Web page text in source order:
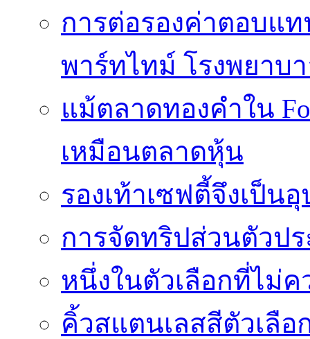
การต่อรองค่าตอบแ
พาร์ทไทม์ โรงพยาบ
แม้ตลาดทองคำใน
เหมือนตลาดหุ้น
รองเท้าเซฟตี้จึงเป็
การจัดทริปส่วนตัวป
หนึ่งในตัวเลือกที่ไม่ค
คิ้วสแตนเลสสีตัวเลื